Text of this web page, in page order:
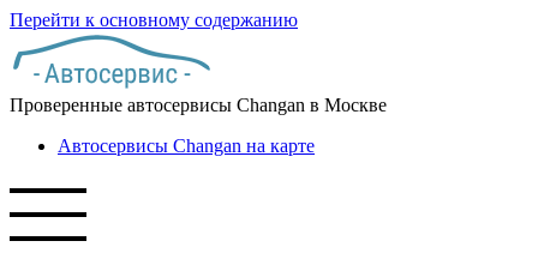
Перейти к основному содержанию
Проверенные автосервисы Changan в Москве
Автосервисы Changan на карте